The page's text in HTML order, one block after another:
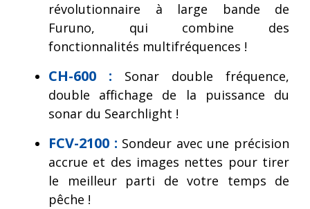
révolutionnaire à large bande de
Furuno, qui combine des
fonctionnalités multifréquences !
CH-600 : Sonar double fréquence,
double affichage de la puissance du
sonar du Searchlight !
FCV-2100 : Sondeur avec une précision
accrue et des images nettes pour tirer
le meilleur parti de votre temps de
pêche !